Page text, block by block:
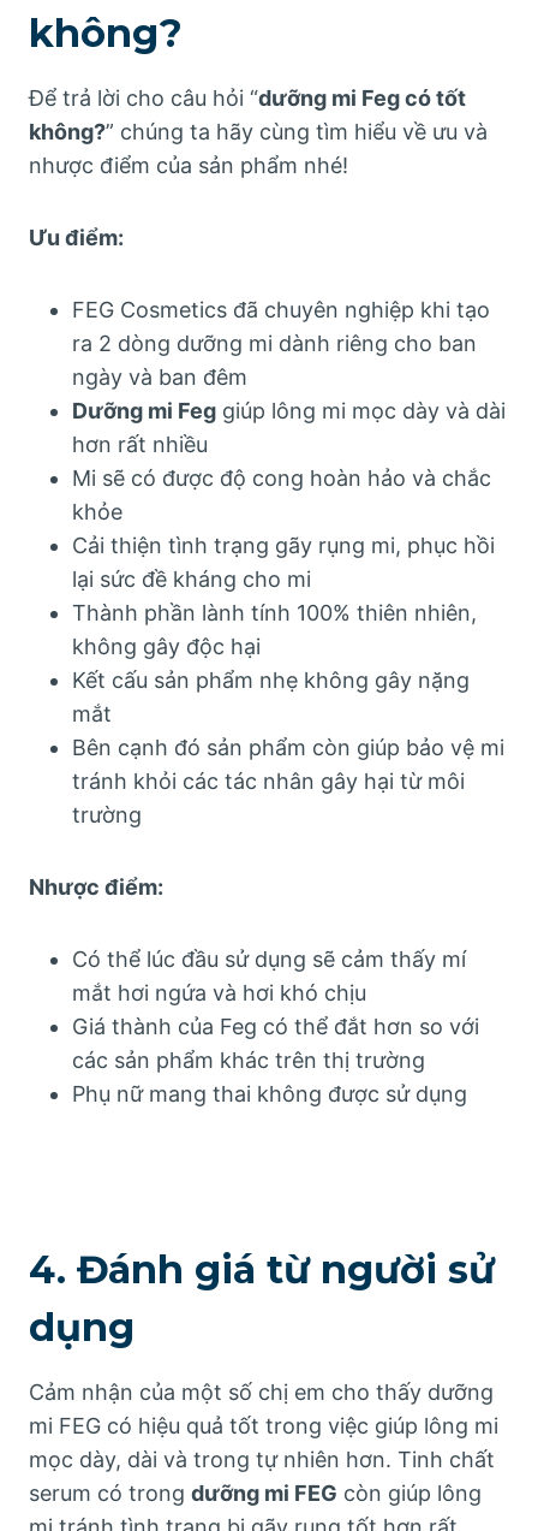
không?
Để trả lời cho câu hỏi “dưỡng mi Feg có tốt
không?” chúng ta hãy cùng tìm hiểu về ưu và
nhược điểm của sản phẩm nhé!
Ưu điểm:
FEG Cosmetics đã chuyên nghiệp khi tạo
ra 2 dòng dưỡng mi dành riêng cho ban
ngày và ban đêm
Dưỡng mi Feg giúp lông mi mọc dày và dài
hơn rất nhiều
Mi sẽ có được độ cong hoàn hảo và chắc
khỏe
Cải thiện tình trạng gãy rụng mi, phục hồi
lại sức đề kháng cho mi
Thành phần lành tính 100% thiên nhiên,
không gây độc hại
Kết cấu sản phẩm nhẹ không gây nặng
mắt
Bên cạnh đó sản phẩm còn giúp bảo vệ mi
tránh khỏi các tác nhân gây hại từ môi
trường
Nhược điểm:
Có thể lúc đầu sử dụng sẽ cảm thấy mí
mắt hơi ngứa và hơi khó chịu
Giá thành của Feg có thể đắt hơn so với
các sản phẩm khác trên thị trường
Phụ nữ mang thai không được sử dụng
4. Đánh giá từ người sử
dụng
Cảm nhận của một số chị em cho thấy dưỡng
mi FEG có hiệu quả tốt trong việc giúp lông mi
mọc dày, dài và trong tự nhiên hơn. Tinh chất
serum có trong dưỡng mi FEG còn giúp lông